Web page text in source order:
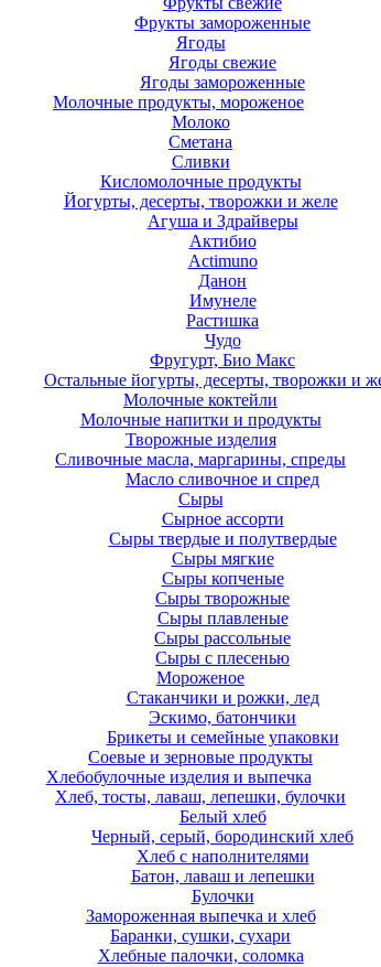
Фрукты замороженные
Ягоды
Ягоды свежие
Ягоды замороженные
Молочные продукты, мороженое
Молоко
Сметана
Сливки
Кисломолочные продукты
Йогурты, десерты, творожки и желе
Агуша и Здрайверы
Актибио
Actimuno
Данон
Имунеле
Растишка
Чудо
Фругурт, Био Макс
Остальные йогурты, десерты, творожки и
Молочные коктейли
Молочные напитки и продукты
Творожные изделия
Сливочные масла, маргарины, спреды
Масло сливочное и спред
Сыры
Сырное ассорти
Сыры твердые и полутвердые
Сыры мягкие
Сыры копченые
Сыры творожные
Сыры плавленые
Сыры рассольные
Сыры с плесенью
Мороженое
Стаканчики и рожки, лед
Эскимо, батончики
Брикеты и семейные упаковки
Соевые и зерновые продукты
Хлебобулочные изделия и выпечка
Хлеб, тосты, лаваш, лепешки, булочки
Белый хлеб
Черный, серый, бородинский хлеб
Хлеб с наполнителями
Батон, лаваш и лепешки
Булочки
Замороженная выпечка и хлеб
Баранки, сушки, сухари
Хлебные палочки, соломка